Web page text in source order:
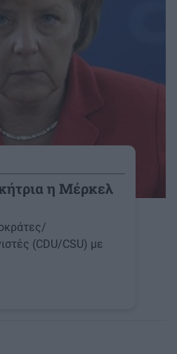
η Μέρκελ
(CDU/CSU) με